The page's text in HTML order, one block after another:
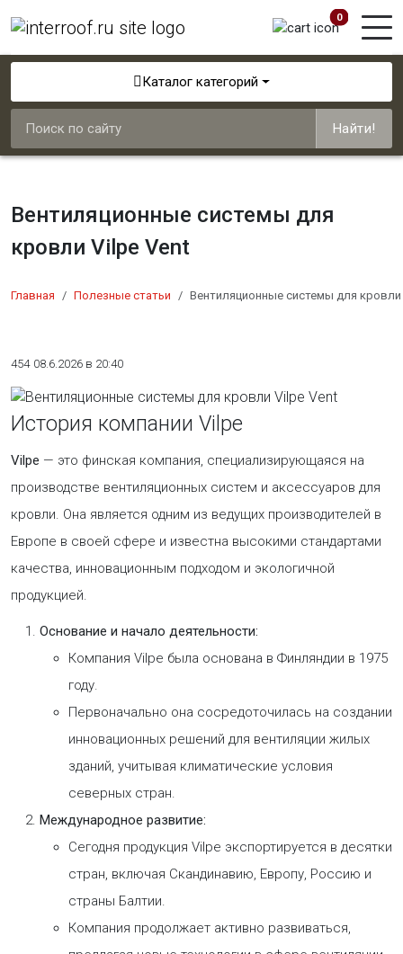
0
Каталог категорий
Найти!
Вентиляционные системы для
кровли Vilpe Vent
Главная Полезные статьи Вентиляционные системы для кровли
454 08.6.2026 в 20:40
История компании Vilpe
Vilpe — это финская компания, специализирующаяся на
производстве вентиляционных систем и аксессуаров для
кровли. Она является одним из ведущих производителей в
Европе в своей сфере и известна высокими стандартами
качества, инновационным подходом и экологичной
продукцией.
Основание и начало деятельности:
Компания Vilpe была основана в Финляндии в 1975
году.
Первоначально она сосредоточилась на создании
инновационных решений для вентиляции жилых
зданий, учитывая климатические условия
северных стран.
Международное развитие:
Сегодня продукция Vilpe экспортируется в десятки
стран, включая Скандинавию, Европу, Россию и
страны Балтии.
Компания продолжает активно развиваться,